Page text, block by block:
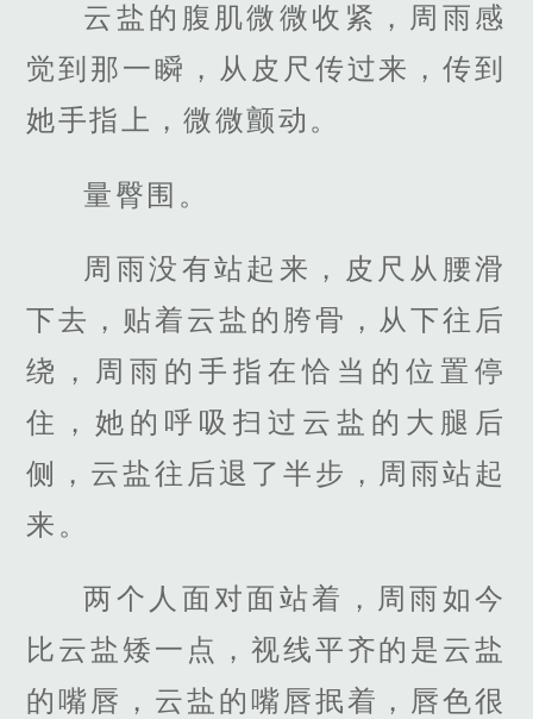
云盐的腹肌微微收紧，周雨感
觉到那一瞬，从皮尺传过来，传到
她手指上，微微颤动。
量臀围。
周雨没有站起来，皮尺从腰滑
下去，贴着云盐的胯骨，从下往后
绕，周雨的手指在恰当的位置停
住，她的呼吸扫过云盐的大腿后
侧，云盐往后退了半步，周雨站起
来。
两个人面对面站着，周雨如今
比云盐矮一点，视线平齐的是云盐
的嘴唇，云盐的嘴唇抿着，唇色很